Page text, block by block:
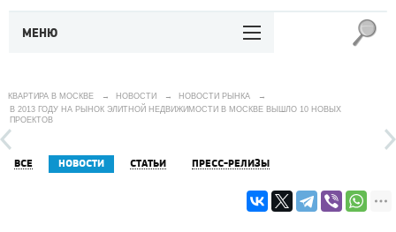
МЕНЮ
КВАРТИРА В МОСКВЕ → НОВОСТИ → НОВОСТИ РЫНКА
→
В 2013 ГОДУ НА РЫНОК ЭЛИТНОЙ НЕДВИЖИМОСТИ В МОСКВЕ ВЫШЛО 10 НОВЫХ
ПРОЕКТОВ
ВСЕ НОВОСТИ СТАТЬИ ПРЕСС-РЕЛИЗЫ